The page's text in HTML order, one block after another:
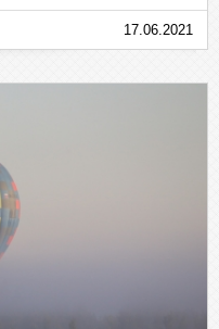
17.06.2021